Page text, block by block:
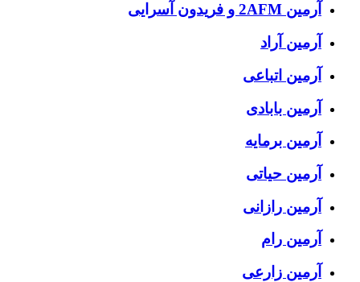
آرمین 2AFM و فریدون آسرایی
آرمین آراد
آرمین اتباعی
آرمین بابادی
آرمین برمایه
آرمین حیاتی
آرمین رازانی
آرمین رام
آرمین زارعی